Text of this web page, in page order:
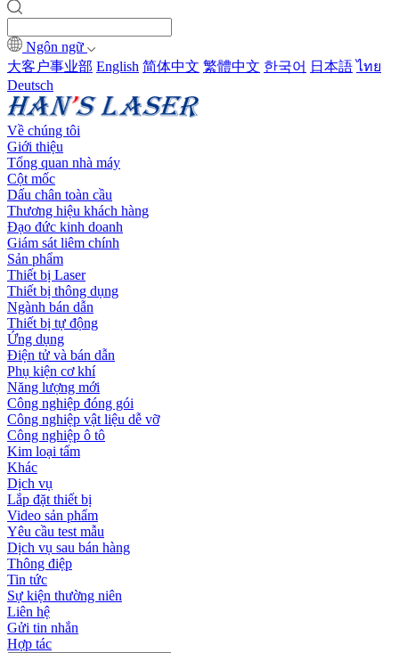
Ngôn ngữ
大客户事业部 English 简体中文 繁體中文 한국어 日本語 ไทย
Deutsch
Về chúng tôi
Giới thiệu
Tổng quan nhà máy
Cột mốc
Dấu chân toàn cầu
Thương hiệu khách hàng
Đạo đức kinh doanh
Giám sát liêm chính
Sản phẩm
Thiết bị Laser
Thiết bị thông dụng
Ngành bán dẫn
Thiết bị tự động
Ứng dụng
Điện tử và bán dẫn
Phụ kiện cơ khí
Năng lượng mới
Công nghiệp đóng gói
Công nghiệp vật liệu dễ vỡ
Công nghiệp ô tô
Kim loại tấm
Khác
Dịch vụ
Lắp đặt thiết bị
Video sản phẩm
Yêu cầu test mẫu
Dịch vụ sau bán hàng
Thông điệp
Tin tức
Sự kiện thường niên
Liên hệ
Gửi tin nhắn
Hợp tác